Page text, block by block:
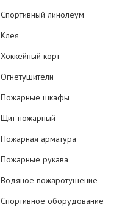
Спортивный линолеум
Клея
Хоккейный корт
Огнетушители
Пожарные шкафы
Щит пожарный
Пожарная арматура
Пожарные рукава
Водяное пожаротушение
Спортивное оборудование